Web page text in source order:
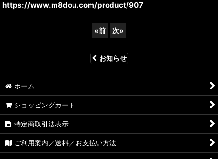
https://www.m8dou.com/product/907
«前 次»
お知らせ
ホーム
ショッピングカート
特定商取引法表示
ご利用案内／送料／お支払い方法